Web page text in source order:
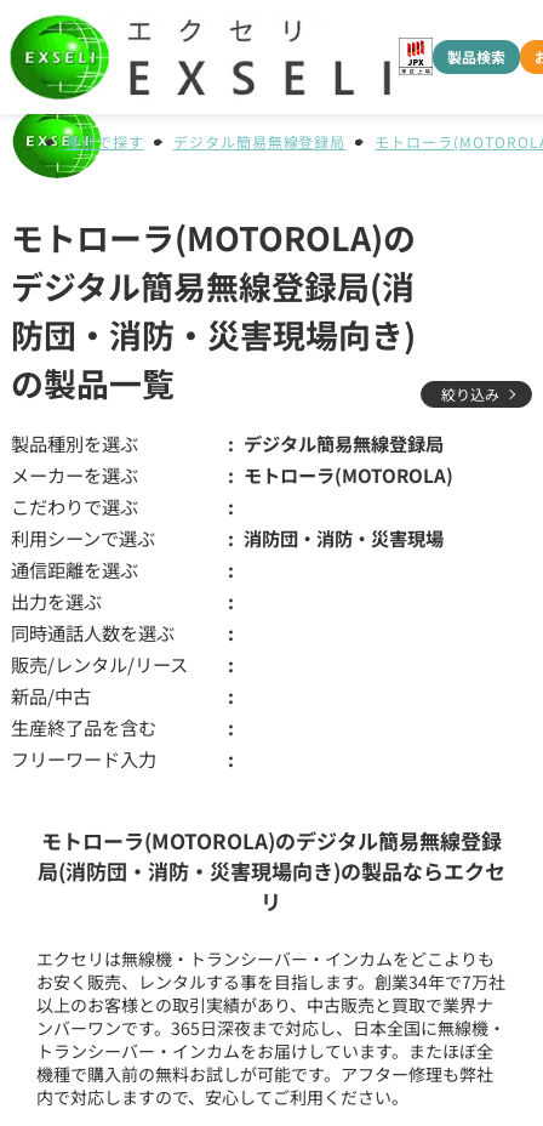
製品検索
種別で探す デジタル簡易無線登録局 モトローラ
モトローラ(MOTOROLA)の
デジタル簡易無線登録局(消
防団・消防・災害現場向き)
の製品一覧
絞り込み
製品種別を選ぶ
デジタル簡易無線登録局
メーカーを選ぶ
モトローラ(MOTOROLA)
こだわりで選ぶ
利用シーンで選ぶ
消防団・消防・災害現場
通信距離を選ぶ
出力を選ぶ
同時通話人数を選ぶ
販売/レンタル/リース
新品/中古
生産終了品を含む
フリーワード入力
モトローラ(MOTOROLA)のデジタル簡易無線登録
局(消防団・消防・災害現場向き)の製品ならエクセ
リ
エクセリは無線機・トランシーバー・インカムをどこよりも
お安く販売、レンタルする事を目指します。創業34年で7万社
以上のお客様との取引実績があり、中古販売と買取で業界ナ
ンバーワンです。365日深夜まで対応し、日本全国に無線機・
トランシーバー・インカムをお届けしています。またほぼ全
機種で購入前の無料お試しが可能です。アフター修理も弊社
内で対応しますので、安心してご利用ください。